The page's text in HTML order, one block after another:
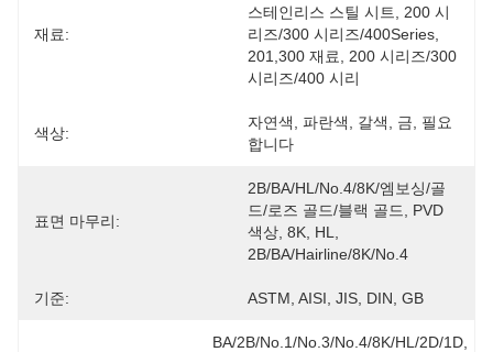
재료:
스테인리스 스틸 시트, 200 시
리즈/300 시리즈/400Series,
201,300 재료, 200 시리즈/300
시리즈/400 시리
색상:
자연색, 파란색, 갈색, 금, 필요
합니다
표면 마무리:
2B/BA/HL/No.4/8K/엠보싱/골
드/로즈 골드/블랙 골드, PVD
색상, 8K, HL,
2B/BA/Hairline/8K/No.4
기준: ASTM, AISI, JIS, DIN, GB
BA/2B/No.1/No.3/No.4/8K/HL/2D/1D,